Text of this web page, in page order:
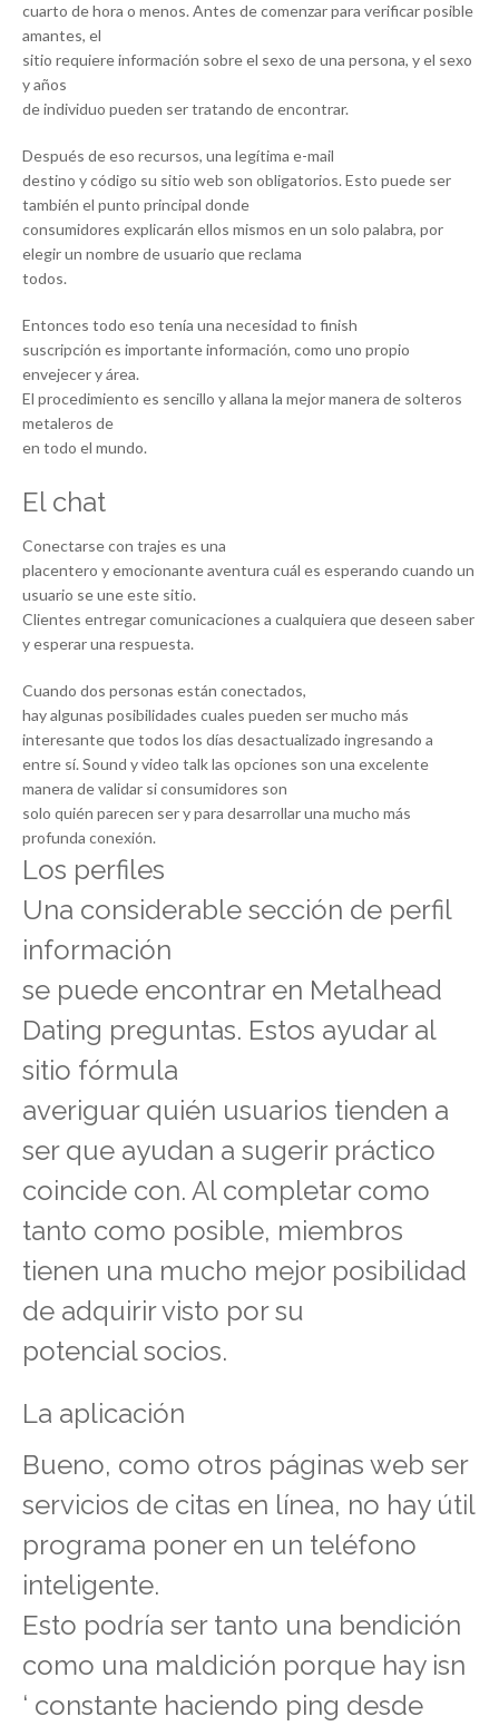
cuarto de hora o menos. Antes de comenzar para verificar posible
amantes, el
sitio requiere información sobre el sexo de una persona, y el sexo
y años
de individuo pueden ser tratando de encontrar.
Después de eso recursos, una legítima e-mail
destino y código su sitio web son obligatorios. Esto puede ser
también el punto principal donde
consumidores explicarán ellos mismos en un solo palabra, por
elegir un nombre de usuario que reclama
todos.
Entonces todo eso tenía una necesidad to finish
suscripción es importante información, como uno propio
envejecer y área.
El procedimiento es sencillo y allana la mejor manera de solteros
metaleros de
en todo el mundo.
El chat
Conectarse con trajes es una
placentero y emocionante aventura cuál es esperando cuando un
usuario se une este sitio.
Clientes entregar comunicaciones a cualquiera que deseen saber
y esperar una respuesta.
Cuando dos personas están conectados,
hay algunas posibilidades cuales pueden ser mucho más
interesante que todos los días desactualizado ingresando a
entre sí. Sound y video talk las opciones son una excelente
manera de validar si consumidores son
solo quién parecen ser y para desarrollar una mucho más
profunda conexión.
Los perfiles
Una considerable sección de perfil
información
se puede encontrar en Metalhead
Dating preguntas. Estos ayudar al
sitio fórmula
averiguar quién usuarios tienden a
ser que ayudan a sugerir práctico
coincide con. Al completar como
tanto como posible, miembros
tienen una mucho mejor posibilidad
de adquirir visto por su
potencial socios.
La aplicación
Bueno, como otros páginas web ser
servicios de citas en línea, no hay útil
programa poner en un teléfono
inteligente.
Esto podría ser tanto una bendición
como una maldición porque hay isn
‘ constante haciendo ping desde